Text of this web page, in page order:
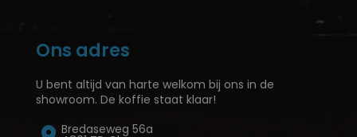
Ons adres
U bent altijd van harte welkom bij ons in de
showroom. De koffie staat klaar!
Bredaseweg 56a